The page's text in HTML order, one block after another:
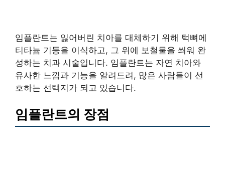
임플란트는 잃어버린 치아를 대체하기 위해 턱뼈에
티타늄 기둥을 이식하고, 그 위에 보철물을 씌워 완
성하는 치과 시술입니다. 임플란트는 자연 치아와
유사한 느낌과 기능을 알려드려, 많은 사람들이 선
호하는 선택지가 되고 있습니다.
임플란트의 장점